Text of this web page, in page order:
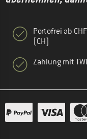
Portofrei ab
(CH)
Zahlung mit